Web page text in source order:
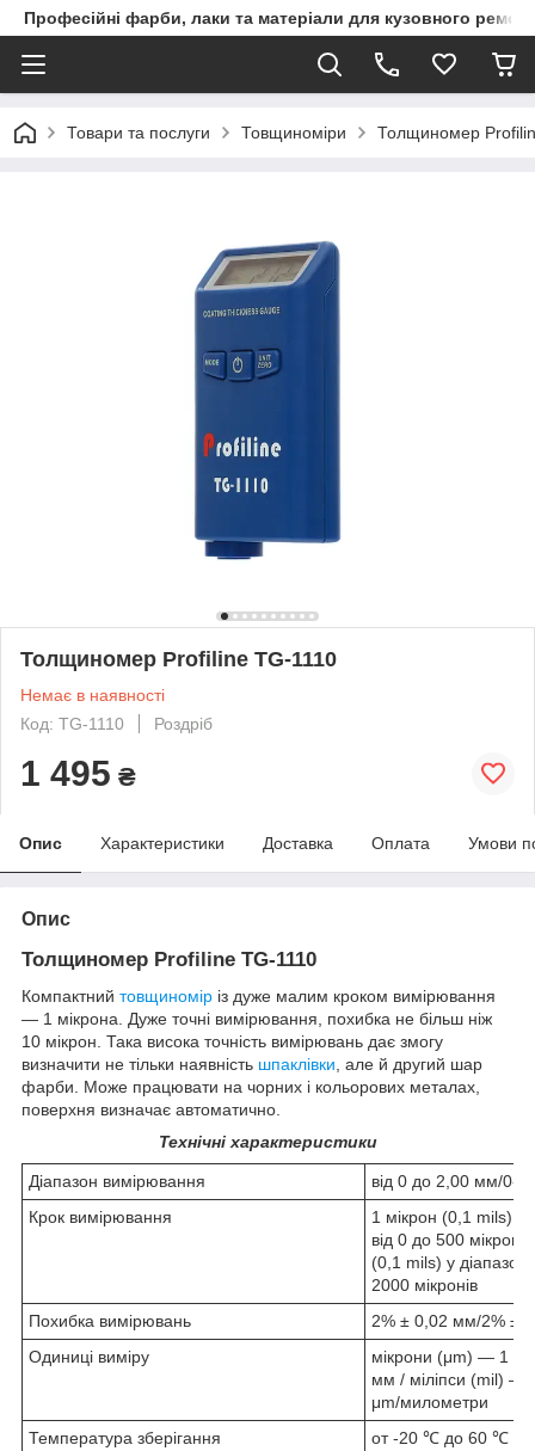
Професійні фарби, лаки та матеріали для кузовного
Товари та послуги Товщиноміри Толщиномер
Толщиномер Profiline TG-1110
Немає в наявності
Код: TG-1110
Роздріб
1 495 ₴
Опис Характеристики Доставка Оплата Умови
Опис
Толщиномер Profiline TG-1110
Компактний товщиномір із дуже малим кроком вимірювання
— 1 мікрона. Дуже точні вимірювання, похибка не більш ніж
10 мікрон. Така висока точність вимірювань дає змогу
визначити не тільки наявність шпаклівки , але й другий шар
фарби. Може працювати на чорних і кольорових металах,
поверхня визначає автоматично.
Технічні характеристики
Діапазон вимірювання
від 0 до 2,00 мм/0-
Крок вимірювання
1 мікрон (0,1 mils) у
від 0 до 500
(0,1 mils) у
2000 мікронів
Похибка вимірювань
2% ± 0,02 мм/2% ±
Одиниці виміру
мікрони (μm) — 1
мм / міліпси (mil) —
μm/милометри
Температура зберігання
от -20 ℃ до 60 ℃